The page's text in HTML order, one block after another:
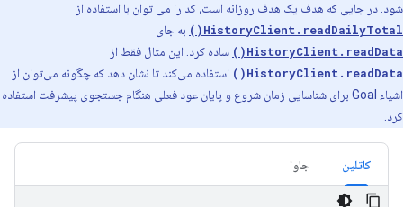
شود. در جایی که هدف یک هدف روزانه است، کد را می توان با استفاده از
HistoryClient.readDailyTotal()
به جای
HistoryClient.readData()
ساده کرد. این مثال فقط از
HistoryClient.readData()
استفاده می‌کند تا نشان دهد که چگونه می‌توان از
اشیاء Goal برای شناسایی زمان شروع و پایان عود فعلی هنگام جستجوی پیشرفت استفاده
کرد.
کاتلین جاوا